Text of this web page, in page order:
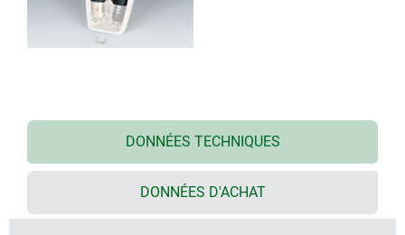
DONNÉES TECHNIQUES
DONNÉES D'ACHAT